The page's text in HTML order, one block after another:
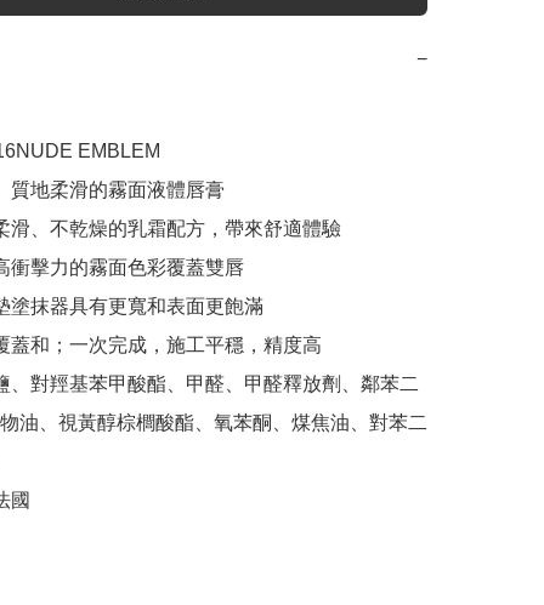
−
EMBLEM
質地柔滑的霧面液體唇膏
滑、不乾燥的乳霜配方，帶來舒適體驗
衝擊力的霧面色彩覆蓋雙唇
塗抹器具有更寬和表面更飽滿
蓋和；一次完成，施工平穩，精度高
、對羥基苯甲酸酯、甲醛、甲醛釋放劑、鄰苯二
油、視黃醇棕櫚酸酯、氧苯酮、煤焦油、對苯二
國